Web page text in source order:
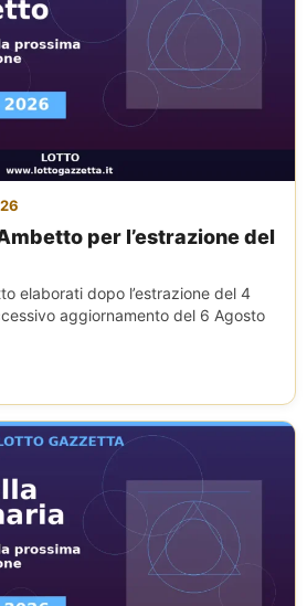
per l’estrazione del
elaborati dopo l’estrazione del 4
aggiornamento del 6 Agosto